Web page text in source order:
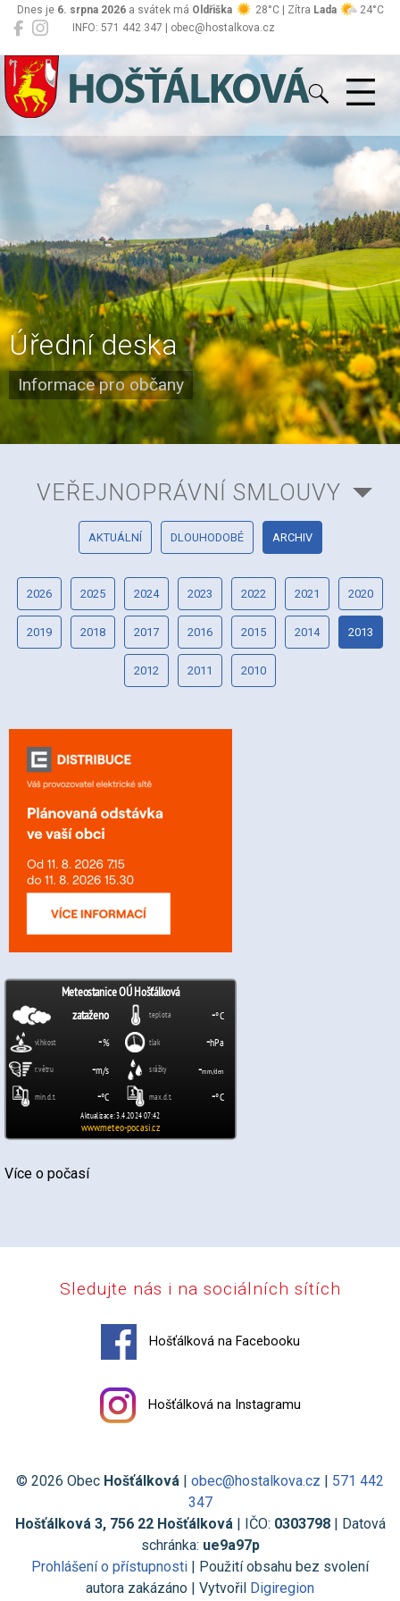
INFO: 571 442 347 | obec@hostalkova.cz
Dnes je 6. srpna 2026a svátek má Oldřiška 28°C | Zítra Lada 24°C
Hošťálková
Úřední deska
Informace pro občany
Více o počasí
VEŘEJNOPRÁVNÍ SMLOUVY
AKTUÁLNÍ DLOUHODOBÉ ARCHIV
2026 2025 2024 2023 2022 2021 2020
2019 2018 2017 2016 2015 2014 2013
2012 2011 2010
Sledujte nás i na sociálních sítích
Hošťálková na Facebooku
Hošťálková na Instagramu
© 2026 Obec Hošťálková | obec@hostalkova.cz | 571 442
347
Hošťálková 3, 756 22 Hošťálková| IČO: 0303798| Datová
schránka: ue9a97p
Prohlášení o přístupnosti | Použití obsahu bez svolení
autora zakázáno | Vytvořil Digiregion